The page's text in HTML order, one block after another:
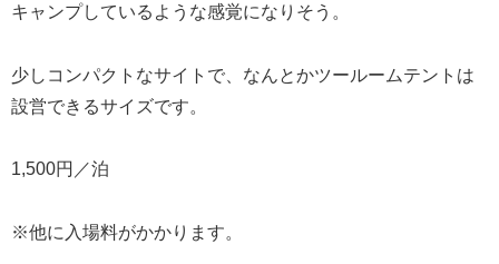
キャンプしているような感覚になりそう。
少しコンパクトなサイトで、なんとかツールームテントは
設営できるサイズです。
1,500円／泊
※他に入場料がかかります。